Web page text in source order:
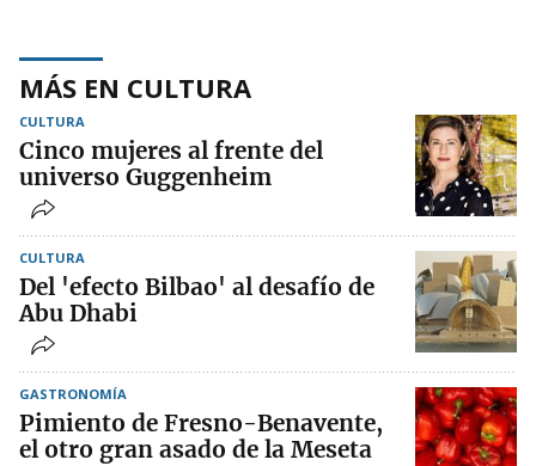
MÁS EN CULTURA
CULTURA
Cinco mujeres al frente del
universo Guggenheim
CULTURA
Del 'efecto Bilbao' al desafío de
Abu Dhabi
GASTRONOMÍA
Pimiento de Fresno-Benavente,
el otro gran asado de la Meseta